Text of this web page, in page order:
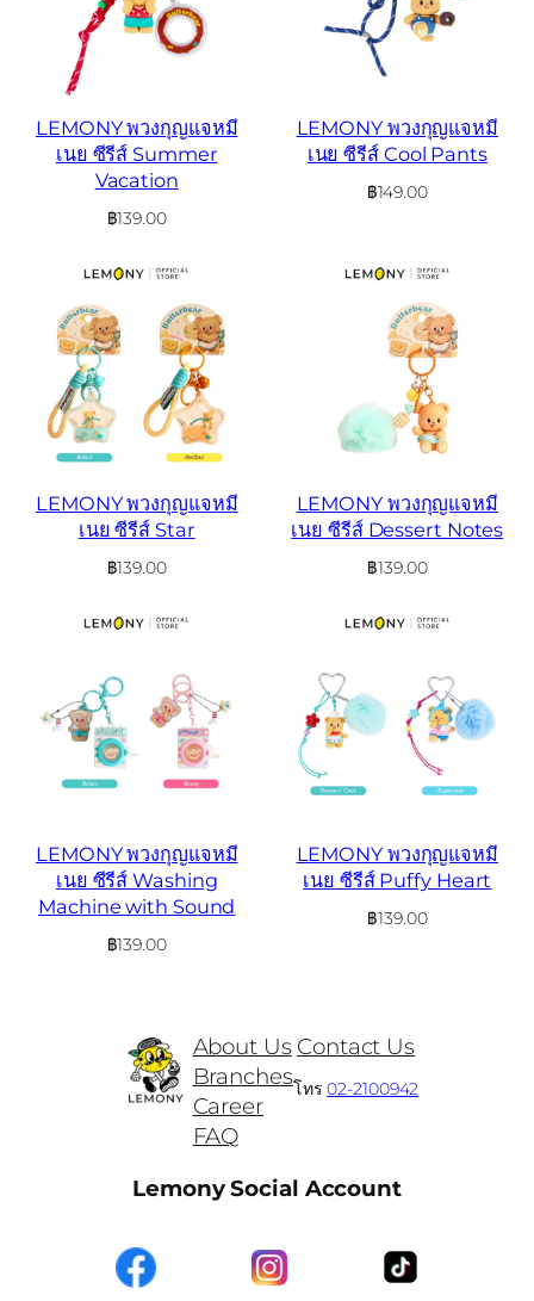
LEMONY พวงกุญแจหมี
เนย ซีรีส์ Summer
Vacation
฿139.00
LEMONY พวงกุญแจหมี
เนย ซีรีส์ Cool Pants
฿149.00
LEMONY พวงกุญแจหมี
เนย ซีรีส์ Star
฿139.00
LEMONY พวงกุญแจหมี
เนย ซีรีส์ Dessert Notes
฿139.00
LEMONY พวงกุญแจหมี
เนย ซีรีส์ Washing
Machine with Sound
฿139.00
LEMONY พวงกุญแจหมี
เนย ซีรีส์ Puffy Heart
฿139.00
About Us
Branches
Career
FAQ
Contact Us
โทร02-2100942
Lemony Social Account